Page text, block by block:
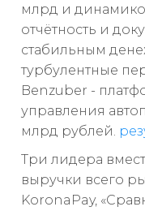
млрд и
отчётность и
стабильным
турбулентные
Benzuber -
управления
млрд рублей.
Три лидера
выручки всего
KoronaPay,